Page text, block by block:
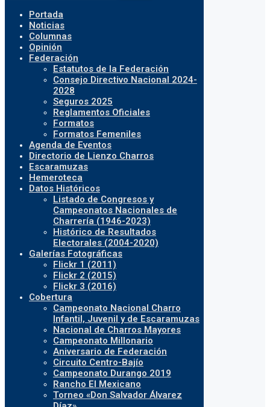
Portada
Noticias
Columnas
Opinión
Federación
Estatutos de la Federación
Consejo Directivo Nacional 2024-
2028
Seguros 2025
Reglamentos Oficiales
Formatos
Formatos Femeniles
Agenda de Eventos
Directorio de Lienzo Charros
Escaramuzas
Hemeroteca
Datos Históricos
Listado de Congresos y
Campeonatos Nacionales de
Charrería (1946-2023)
Histórico de Resultados
Electorales (2004-2020)
Galerías Fotográficas
Flickr 1 (2011)
Flickr 2 (2015)
Flickr 3 (2016)
Cobertura
Campeonato Nacional Charro
Infantil, Juvenil y de Escaramuzas
Nacional de Charros Mayores
Campeonato Millonario
Aniversario de Federación
Circuito Centro-Bajío
Campeonato Durango 2019
Rancho El Mexicano
Torneo «Don Salvador Álvarez